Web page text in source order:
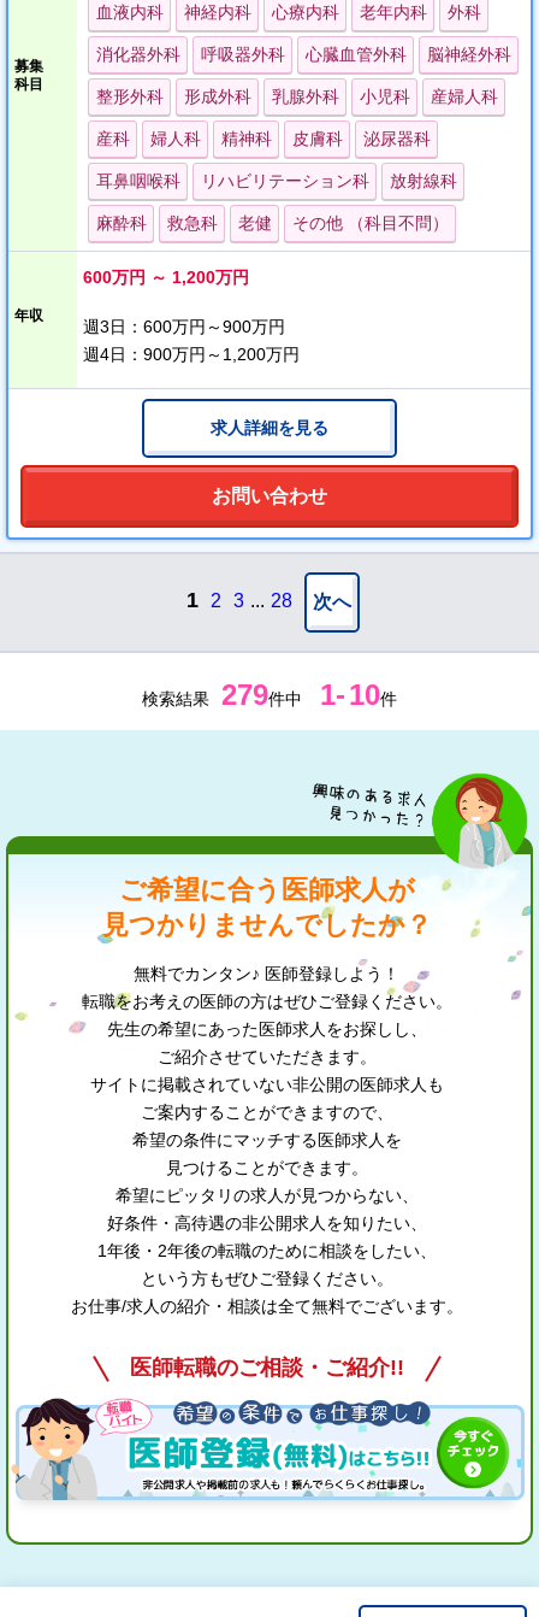
＊ 週3日程度の勤務希望の方も相談に応じます。
・━━・・━━・・━━・・━━・
最寄り駅から徒歩5分の場所に立地、アクセス良好で通勤しやすい
介護老人保健施設です。
定員数150名の入所サービスとショートステイ、150名が利用でき
る通所リハビリテーション（デイケア）に対応。
併設の内科クリニックや近隣医療機関とも密に連携し、医療と介
護の両面から入所通所利用者の生活をサポートしています。
募集
科目
血液内科 神経内科 心療内科 老年内科 外科
消化器外科 呼吸器外科 心臓血管外科 脳神経外科
整形外科 形成外科 乳腺外科 小児科 産婦人科
産科 婦人科 精神科 皮膚科 泌尿器科
耳鼻咽喉科 リハビリテーション科 放射線科
麻酔科 救急科 老健 その他 （科目不問）
年収
600万円 ～ 1,200万円
週3日：600万円～900万円
週4日：900万円～1,200万円
求人詳細を見る
お問い合わせ
1 2 3 ... 28 次へ
検索結果 279件中 1-10件
ご希望に合う医師求人が
見つかりませんでしたか？
無料でカンタン♪ 医師登録しよう！
転職をお考えの医師の方はぜひご登録ください。
先生の希望にあった医師求人をお探しし、
ご紹介させていただきます。
サイトに掲載されていない非公開の医師求人も
ご案内することができますので、
希望の条件にマッチする医師求人を
見つけることができます。
希望にピッタリの求人が見つからない、
好条件・高待遇の非公開求人を知りたい、
1年後・2年後の転職のために相談をしたい、
という方もぜひご登録ください。
お仕事/求人の紹介・相談は全て無料でございます。
医師転職のご相談・ご紹介!!